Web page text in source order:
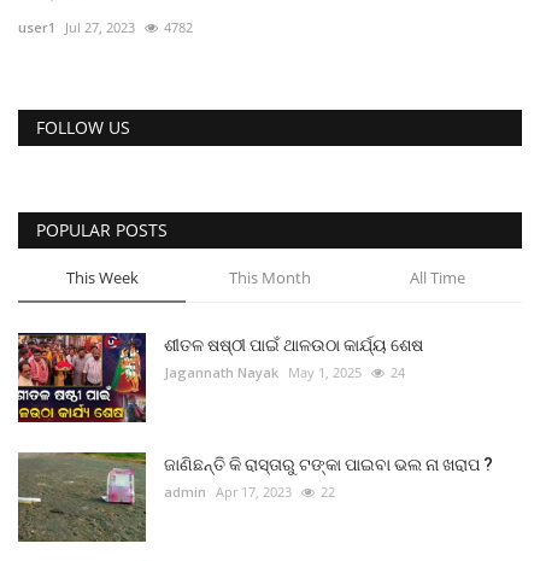
ରାଜନୀତି
ଜାତୀୟ ଖବର
ବିଶେଷ ଖବର
ସ୍ୱାସ୍ଥ୍ୟ ହିଁ ସମ୍ପଦ
ବେପାର ବଣିଜ
ଜାଣିବା କଥା
ହାଣ୍ଡିଶାଳ
ସଂସ୍କୃତି
user1 Jul 27, 2023 4782
FOLLOW US
POPULAR POSTS
This Week This Month All Time
ଶୀତଳ ଷଷ୍ଠୀ ପାଇଁ ଥାଳଉଠା କାର୍ଯ୍ୟ ଶେଷ
Jagannath Nayak May 1, 2025 24
ଜାଣିଛନ୍ତି କି ରାସ୍ତାରୁ ଟଙ୍କା ପାଇବା ଭଲ ନା ଖରାପ ?
admin Apr 17, 2023 22